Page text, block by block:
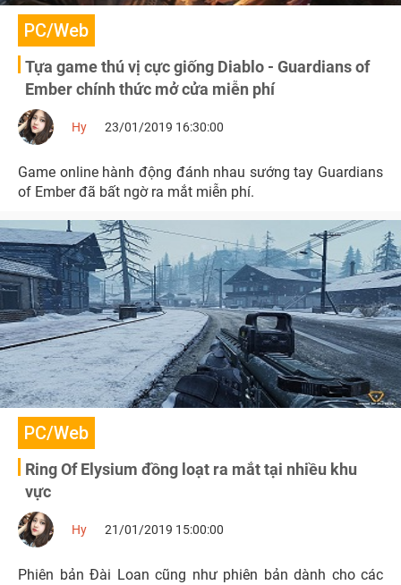
PC/Web
Tựa game thú vị cực giống Diablo - Guardians of
Ember chính thức mở cửa miễn phí
Hy 23/01/2019 16:30:00
Game online hành động đánh nhau sướng tay Guardians
of Ember đã bất ngờ ra mắt miễn phí.
PC/Web
Ring Of Elysium đồng loạt ra mắt tại nhiều khu
vực
Hy 21/01/2019 15:00:00
Phiên bản Đài Loan cũng như phiên bản dành cho các